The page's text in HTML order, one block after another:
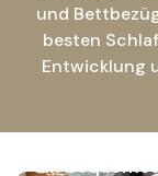
und
besten
Entwicklung
Ein